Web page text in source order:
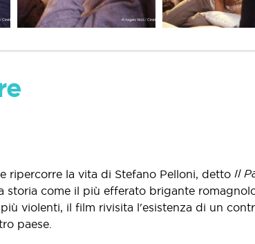
ripercorre la vita di Stefano Pelloni, detto Il
storia come il più efferato brigante
violenti, il film rivisita l'esistenza di un
paese.